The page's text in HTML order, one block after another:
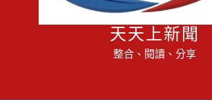
天天上新聞
整合、閱讀、分享